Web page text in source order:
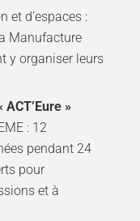
et d’espaces :
Manufacture
y organiser leurs
»
: 12
pendant 24
pour
et à